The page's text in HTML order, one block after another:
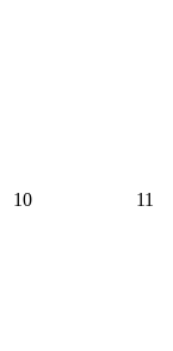
10 11